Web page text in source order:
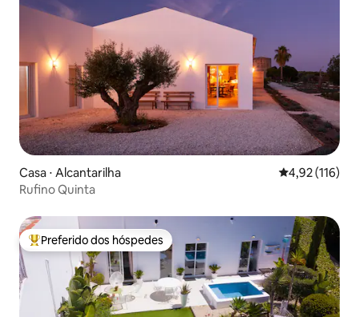
Casa ⋅ Alcantarilha 4,92 de uma
4,92 (116)
Rufino Quinta
Entre os melhores preferidos dos hóspedes
Preferido dos hóspedes